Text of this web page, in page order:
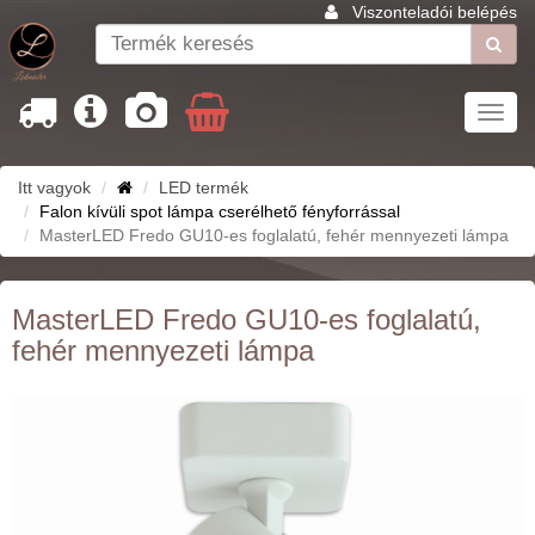
Viszonteladói belépés
Itt vagyok
LED termék
Falon kívüli spot lámpa cserélhető fényforrással
MasterLED Fredo GU10-es foglalatú, fehér mennyezeti lámpa
MasterLED Fredo GU10-es foglalatú,
fehér mennyezeti lámpa